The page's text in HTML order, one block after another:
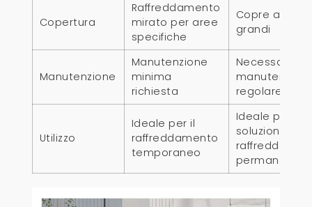
Copertura
Raffreddamento
mirato per aree
specifiche
Copre aree
grandi
Manutenzione
Manutenzione
minima
richiesta
Necessaria
regolare
Utilizzo
Ideale per il
raffreddamento
temporaneo
Ideale per
soluzioni di
permanenti